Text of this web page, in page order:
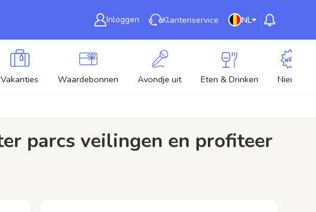
Inloggen Klantenservice NL
Vakanties Waardebonnen Avondje uit Eten & Drinken Nieuw